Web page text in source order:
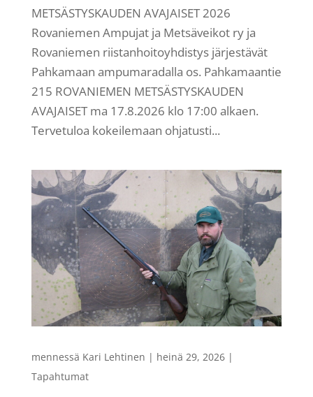
METSÄSTYSKAUDEN AVAJAISET 2026
Rovaniemen Ampujat ja Metsäveikot ry ja
Rovaniemen riistanhoitoyhdistys järjestävät
Pahkamaan ampumaradalla os. Pahkamaantie
215 ROVANIEMEN METSÄSTYSKAUDEN
AVAJAISET ma 17.8.2026 klo 17:00 alkaen.
Tervetuloa kokeilemaan ohjatusti...
mennessä Kari Lehtinen | heinä 29, 2026|
Tapahtumat